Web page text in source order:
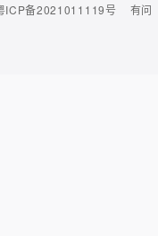
ICP备2021011119号
有问